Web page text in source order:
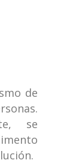
de
se